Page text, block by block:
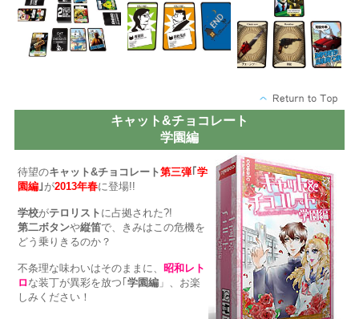
キャット&チョコレート
学園編
待望のキャット&チョコレート第三弾｢ 学
園編｣ が2013年春に登場!!
学校がテロリスト に占拠された?!
第二ボタンや縦笛で、きみはこの危機を
どう乗りきるのか？
不条理な味わいはそのままに、 昭和レト
ロ な装丁が異彩を放つ｢ 学園編」、お楽
しみください！